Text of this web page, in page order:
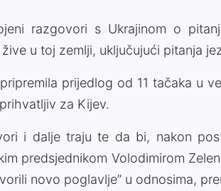
razgovori s Ukrajinom o
u toj zemlji, uključujući pitanja
prijedlog od 11 tačaka u
za Kijev.
i dalje traju te da bi, nakon
predsjednikom Volodimirom
novo poglavlje” u odnosima,